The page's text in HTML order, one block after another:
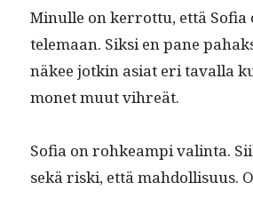
Min­ulle on ker­rot­tu, että
tele­maan. Sik­si en pane
näkee jotkin asi­at eri taval­la
mon­et muut vihreät.
Sofia on rohkeampi val­in­ta.
sekä ris­ki, että mah­dol­lisu­us.